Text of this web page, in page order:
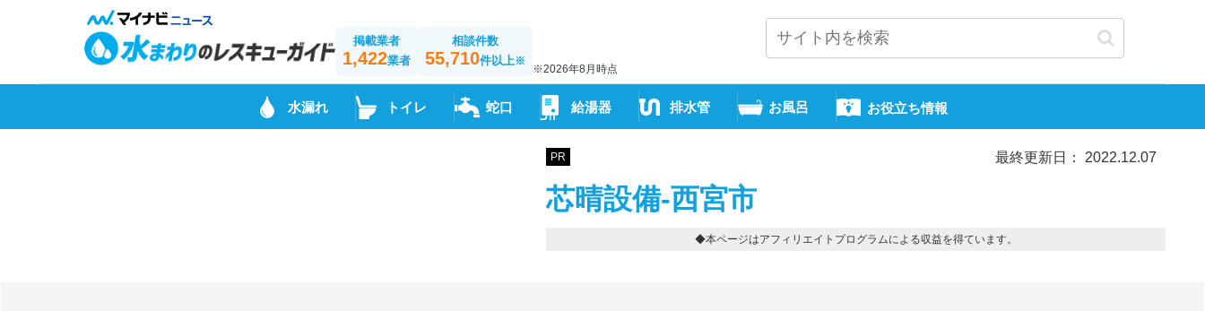
掲載業者
1,422業者
相談件数
55,710件以上※
※2026年8月時点
水漏れ トイレ 蛇口 給湯器 排水管 お風呂 お役立ち情報
PR 最終更新日： 2022.12.07
芯晴設備-西宮市
◆本ページはアフィリエイトプログラムによる収益を得ています。